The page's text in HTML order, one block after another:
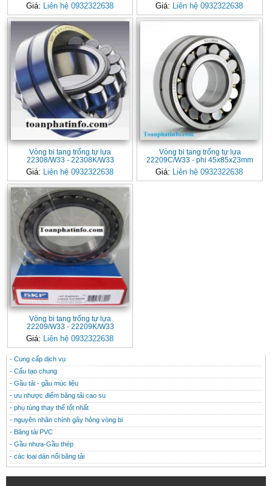
Giá: Liên hệ 0932322638 Giá: Liên hệ 0932322638
Vòng bi tang trống tự lựa
22308/W33 - 22308K/W33
Giá: Liên hệ 0932322638
Vòng bi tang trống tự lựa
22209C/W33 - phi 45x85x23mm
Giá: Liên hệ 0932322638
Vòng bi tang trống tự lựa
22209/W33 - 22209K/W33
Giá: Liên hệ 0932322638
CONTACT
THÔNG TIN HỮU ÍCH
- Cung cấp dịch vụ
- Cấu tạo chung
- Gầu tải - gầu múc liệu
- ưu nhược điểm băng tải cao su
- phụ tùng thay thế tốt nhất
- nguyên nhân chính gây hỏng vòng bi
- Băng tải PVC
- Gầu nhưa-Gầu thép
- các loại dán nối băng tải